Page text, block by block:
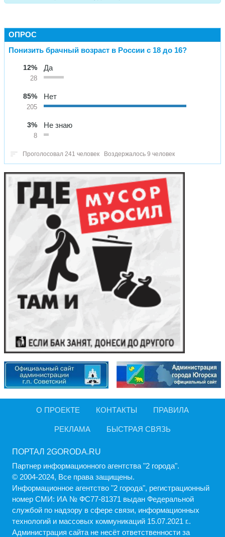
ОПРОС
Понизить брачный возраст в России с 18 до 16?
12%
28
Да
85%
205
Нет
3%
8
Не знаю
Проголосовал 241 человек Воздержалось 9 человек
О ПРОЕКТЕ КОНТАКТЫ ПРАВИЛА
РЕКЛАМА БЫСТРАЯ СВЯЗЬ
ПОРТАЛ 2GORODA.RU
Партнер информационного агентства "2 города".
© 2004-2024, Все права защищены.
Информационное агентство "2 города", регистрационный
номер СМИ: ИА № ФС77-81371 выдан Федеральной
службой по надзору в сфере связи, информационных
технологий и массовых коммуникаций 15.07.2021 г..
Администрация cайта не несёт ответственности за